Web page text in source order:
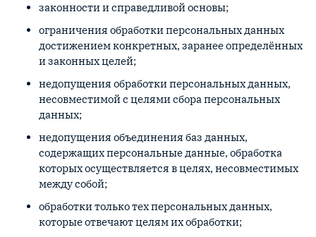
законности и справедливой основы;
ограничения обработки персональных данных
достижением конкретных, заранее определённых
и законных целей;
недопущения обработки персональных данных,
несовместимой с целями сбора персональных
данных;
недопущения объединения баз данных,
содержащих персональные данные, обработка
которых осуществляется в целях, несовместимых
между собой;
обработки только тех персональных данных,
которые отвечают целям их обработки;